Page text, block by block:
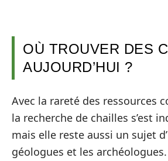
OÙ TROUVER DES
AUJOURD’HUI ?
Avec la rareté des ressources
la recherche de chailles s’est
mais elle reste aussi un sujet
géologues et les